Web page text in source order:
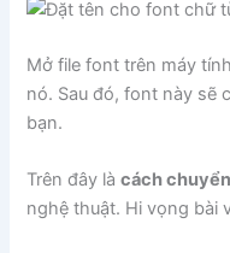
Mở file font trên máy
nó. Sau đó, font này sẽ
bạn.
Trên đây làcách
nghệ thuật. Hi vọng bài